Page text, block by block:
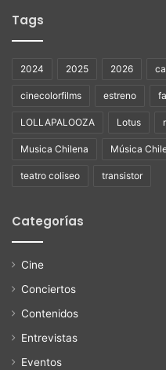
Tags
2024 2025 2026
cinecolorfilms estreno
LOLLAPALOOZA Lotus
Musica Chilena Música
teatro coliseo transistor
Categorías
Cine
Conciertos
Contenidos
Entrevistas
Eventos